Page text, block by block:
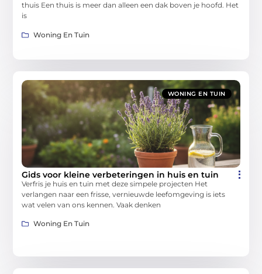
thuis Een thuis is meer dan alleen een dak boven je hoofd. Het
is
Woning En Tuin
WONING EN TUIN
Gids voor kleine verbeteringen in huis en tuin
Verfris je huis en tuin met deze simpele projecten Het
verlangen naar een frisse, vernieuwde leefomgeving is iets
wat velen van ons kennen. Vaak denken
Woning En Tuin